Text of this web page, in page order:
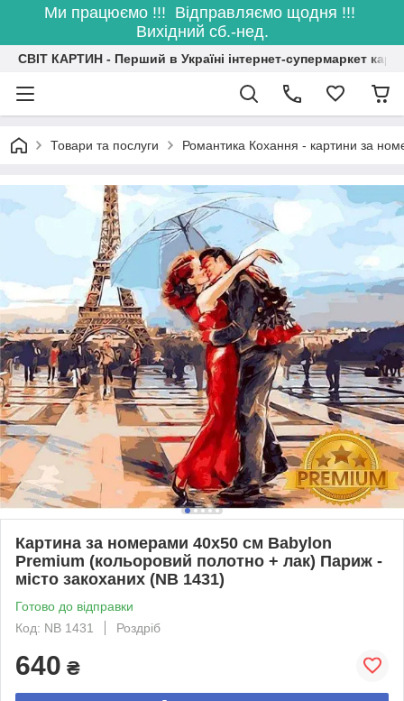
Ми працюємо !!! Відправляємо щодня !!!
Вихідний сб.-нед.
СВІТ КАРТИН - Перший в Україні інтернет-супермаркет
Товари та послуги Романтика Кохання - картини за
Картина за номерами 40х50 см Babylon
Premium (кольоровий полотно + лак) Париж -
місто закоханих (NB 1431)
Готово до відправки
Код: NB 1431
Роздріб
640 ₴